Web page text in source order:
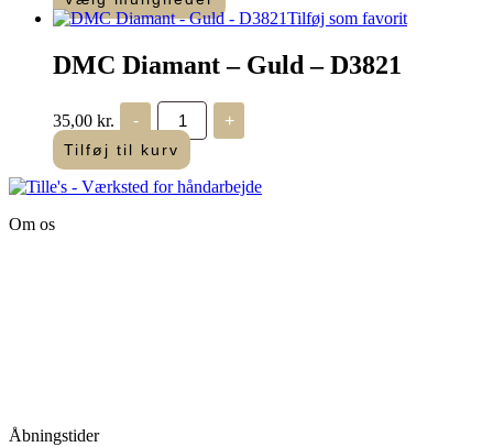
Dette
har
flere
Mulighederne
kan
vælges
på
varesiden
Tilføj som favorit
DMC Diamant – Guld – D3821
35,00 kr. -
DMC
Diamant
-
Guld
-
D3821
+
Tilføj til kurv
Om os
Åbningstider